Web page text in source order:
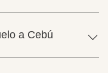
a Cebú